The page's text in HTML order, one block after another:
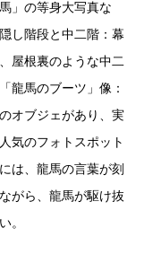
」の等身大写真な
し階段と中二階：幕
屋根裏のような中二
龍馬のブーツ」像：
オブジェがあり、実
気のフォトスポット
は、龍馬の言葉が刻
がら、龍馬が駆け抜
。